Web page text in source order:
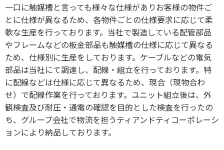
一口に触媒槽と言っても様々な仕様がありお客様の物件ご
とに仕様が異なるため、各物件ごとの仕様要求に応じて柔
軟な生産を行っております。当社で製造している配管部品
やフレームなどの板金部品も触媒槽の仕様に応じて異なる
ため、仕様別に生産をしております。ケーブルなどの電気
部品は当社にて調達し、配線・組立を行っております。特
に配線などは仕様に応じて異なるため、現合（現物合わ
せ）で配線作業を行っております。ユニット組立後は、外
観検査及び耐圧・通電の確認を目的とした検査を行ったの
ち、グループ会社で物流を担うティアンドティコーポレーシ
ョンにより納品しております。